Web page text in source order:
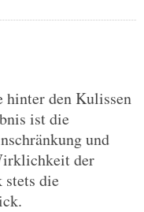
den Kulissen
ist die
und
der
die